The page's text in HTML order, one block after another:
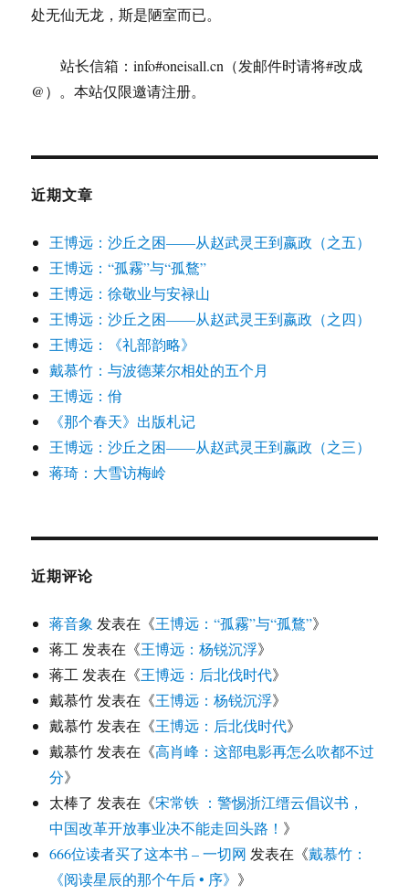
处无仙无龙，斯是陋室而已。
站长信箱：info#oneisall.cn（发邮件时请将#改成
@）。本站仅限邀请注册。
近期文章
王博远：沙丘之困——从赵武灵王到嬴政（之五）
王博远：“孤霧”与“孤鶩”
王博远：徐敬业与安禄山
王博远：沙丘之困——从赵武灵王到嬴政（之四）
王博远：《礼部韵略》
戴慕竹：与波德莱尔相处的五个月
王博远：佾
《那个春天》出版札记
王博远：沙丘之困——从赵武灵王到嬴政（之三）
蒋琦：大雪访梅岭
近期评论
蒋音象 发表在《王博远：“孤霧”与“孤鶩”》
蒋工发表在《王博远：杨锐沉浮》
蒋工发表在《王博远：后北伐时代》
戴慕竹发表在《王博远：杨锐沉浮》
戴慕竹发表在《王博远：后北伐时代》
戴慕竹发表在《高肖峰：这部电影再怎么吹都不过
分》
太棒了 发表在《宋常铁 ：警惕浙江缙云倡议书，
中国改革开放事业决不能走回头路！ 》
666位读者买了这本书 – 一切网 发表在《戴慕竹：
《阅读星辰的那个午后 • 序》 》